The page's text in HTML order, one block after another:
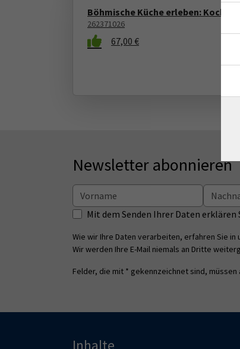
Böhmische Küche erleben: Kochen
262371026
67,00 €
Newsletter abonnieren
Mit dem Senden Ihrer Daten
Wie wir Ihre Daten verarbeiten, erfahren Sie in
Wir werden Ihre E-Mail niemals an Dritte
Felder, die mit * gekennzeichnet sind,
Inhalte